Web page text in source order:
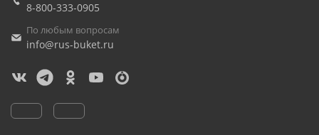
8-800-333-0905
По любым вопросам
info@rus-buket.ru